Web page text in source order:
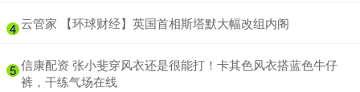
4 ​云管家 【环球财经】英国首相斯塔默大幅改组内阁
5 ​信康配资 张小斐穿风衣还是很能打！卡其色风衣搭蓝色牛仔
裤，干练气场在线